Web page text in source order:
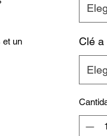
et un
Clé a